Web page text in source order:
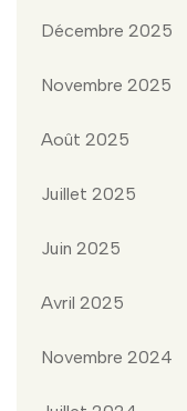
Décembre 2025
Novembre 2025
Août 2025
Juillet 2025
Juin 2025
Avril 2025
Novembre 2024